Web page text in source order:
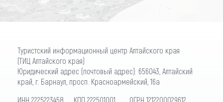
Туристский информационный центр Алтайского края
(ТИЦ Алтайского края)
Юридический адрес (почтовый адрес): 656043, Алтайский
край, г. Барнаул, просп. Красноармейский, 16а
ИНН 2225223458 КПП 222501001 ОГРН 1212200029612